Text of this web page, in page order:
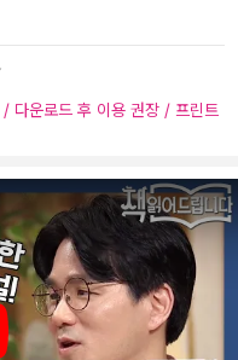
다운로드 후 이용 권장 / 프린트